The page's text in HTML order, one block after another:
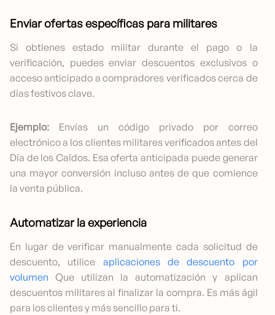
Enviar ofertas específicas para militares
Si obtienes estado militar durante el pago o la
verificación, puedes enviar descuentos exclusivos o
acceso anticipado a compradores verificados cerca de
días festivos clave.
Ejemplo: Envías un código privado por correo
electrónico a los clientes militares verificados antes del
Día de los Caídos. Esa oferta anticipada puede generar
una mayor conversión incluso antes de que comience
la venta pública.
Automatizar la experiencia
En lugar de verificar manualmente cada solicitud de
descuento, utilice aplicaciones de descuento por
volumen Que utilizan la automatización y aplican
descuentos militares al finalizar la compra. Es más ágil
para los clientes y más sencillo para ti.